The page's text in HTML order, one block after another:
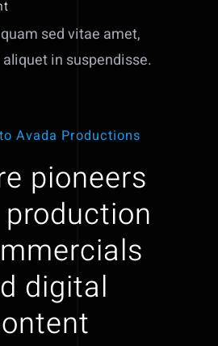
sed vitae amet,
in suspendisse.
Avada Productions
pioneers
digital